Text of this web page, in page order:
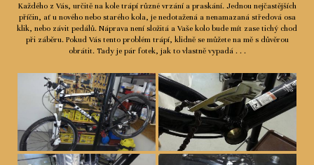
Každého z Vás, určitě na kole trápí různé vrzání a praskání. Jednou nejčastějších
příčin, ať u nového nebo starého kola, je nedotažená a nenamazaná středová osa
klik, nebo závit pedálů. Náprava není složitá a Vaše kolo bude mít zase tichý chod
při záběru. Pokud Vás tento problém trápí, klidně se můžete na mě s důvěrou
obrátit. Tady je pár fotek, jak to vlastně vypadá . . .